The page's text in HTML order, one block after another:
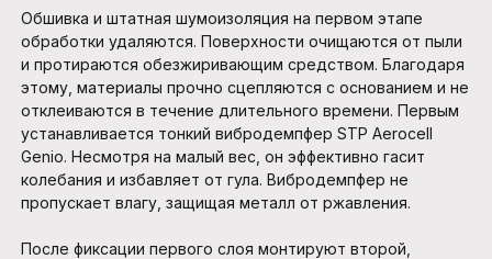
Обшивка и штатная шумоизоляция на первом этапе
обработки удаляются. Поверхности очищаются от пыли
и протираются обезжиривающим средством. Благодаря
этому, материалы прочно сцепляются с основанием и не
отклеиваются в течение длительного времени. Первым
устанавливается тонкий вибродемпфер STP Aerocell
Genio. Несмотря на малый вес, он эффективно гасит
колебания и избавляет от гула. Вибродемпфер не
пропускает влагу, защищая металл от ржавления.
После фиксации первого слоя монтируют второй,